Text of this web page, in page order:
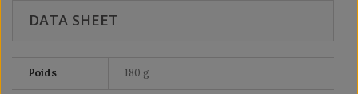
DATA SHEET
Poids 180 g